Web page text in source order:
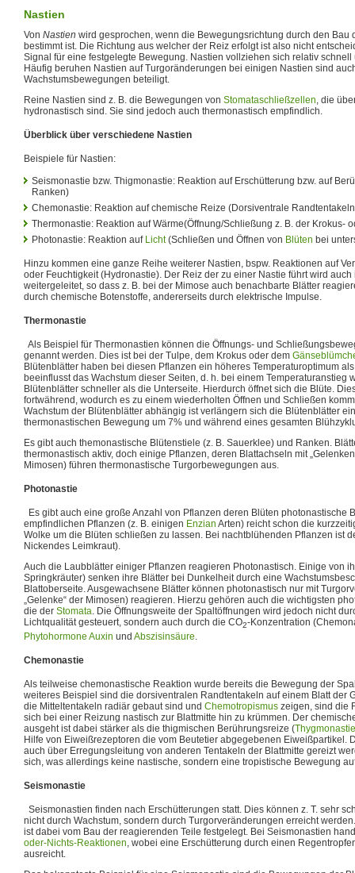
Nastien
Von Nastien wird gesprochen, wenn die Bewegungsrichtung durch den Bau
bestimmt ist. Die Richtung aus welcher der Reiz erfolgt ist also nicht
Signal für eine festgelegte Bewegung. Nastien vollziehen sich relativ
Häufig beruhen Nastien auf Turgoränderungen bei einigen Nastien sind
Wachstumsbewegungen beteiligt.
Reine Nastien sind z. B. die Bewegungen von Stomataschließzellen, die
hydronastisch sind. Sie sind jedoch auch thermonastisch empfindlich.
Überblick über verschiedene Nastien
Beispiele für Nastien:
Seismonastie bzw. Thigmonastie: Reaktion auf Erschütterung bzw. auf
Ranken)
Chemonastie: Reaktion auf chemische Reize (Dorsiventrale
Thermonastie: Reaktion auf Wärme(Öffnung/Schließung z. B. der Krokus-
Photonastie: Reaktion auf Licht(Schließen und Öffnen von Blüten bei
Hinzu kommen eine ganze Reihe weiterer Nastien, bspw. Reaktionen auf
oder Feuchtigkeit (Hydronastie). Der Reiz der zu einer Nastie führt wird
weitergeleitet, so dass z. B. bei der Mimose auch benachbarte Blätter
durch chemische Botenstoffe, andererseits durch elektrische Impulse.
Thermonastie
Als Beispiel für Thermonastien können die Öffnungs- und
genannt werden. Dies ist bei der Tulpe, dem Krokus oder dem
Blütenblätter haben bei diesen Pflanzen ein höheres Temperaturoptimum
beeinflusst das Wachstum dieser Seiten, d. h. bei einem Temperaturanstieg
Blütenblätter schneller als die Unterseite. Hierdurch öffnet sich die Blüte.
fortwährend, wodurch es zu einem wiederholten Öffnen und Schließen
Wachstum der Blütenblätter abhängig ist verlängern sich die Blütenblätter
thermonastischen Bewegung um 7% und während eines gesamten
Es gibt auch themonastische Blütenstiele (z. B. Sauerklee) und Ranken.
thermonastisch aktiv, doch einige Pflanzen, deren Blattachseln mit
Mimosen) führen thermonastische Turgorbewegungen aus.
Photonastie
Es gibt auch eine große Anzahl von Pflanzen deren Blüten photonastische
empfindlichen Pflanzen (z. B. einigen Enzian Arten) reicht schon die
Wolke um die Blüten schließen zu lassen. Bei nachtblühenden Pflanzen ist
Nickendes Leimkraut).
Auch die Laubblätter einiger Pflanzen reagieren Photonastisch. Einige von
Springkräuter) senken ihre Blätter bei Dunkelheit durch eine
Blattoberseite. Ausgewachsene Blätter können photonastisch nur mit
„Gelenke“ der Mimosen) reagieren. Hierzu gehören auch die wichtigsten
die der Stomata . Die Öffnungsweite der Spaltöffnungen wird jedoch nicht
Lichtqualität gesteuert, sondern auch durch die CO2-Konzentration
Phytohormone Auxin und Abszisinsäure.
Chemonastie
Als teilweise chemonastische Reaktion wurde bereits die Bewegung der
weiteres Beispiel sind die dorsiventralen Randtentakeln auf einem Blatt der
die Mitteltentakeln radiär gebaut sind und Chemotropismus zeigen, sind die
sich bei einer Reizung nastisch zur Blattmitte hin zu krümmen. Der
ausgeht ist dabei stärker als die thigmischen Berührungsreize (
Hilfe von Eiweißrezeptoren die vom Beutetier abgegebenen Eiweißpartikel.
auch über Erregungsleitung von anderen Tentakeln der Blattmitte gereizt
sich, was allerdings keine nastische, sondern eine tropistische Bewegung
Seismonastie
Seismonastien finden nach Erschütterungen statt. Dies können z. T. sehr
nicht durch Wachstum, sondern durch Turgorveränderungen erreicht
ist dabei vom Bau der reagierenden Teile festgelegt. Bei Seismonastien
oder-Nichts-Reaktionen, wobei eine Erschütterung durch einen
ausreicht.